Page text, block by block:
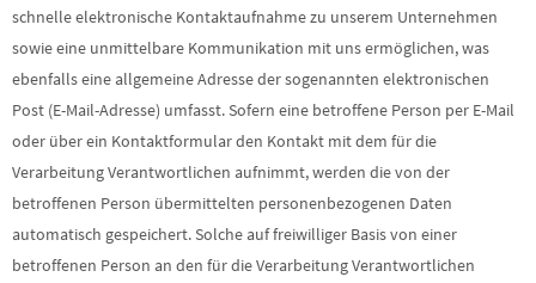
schnelle elektronische Kontaktaufnahme zu unserem Unternehmen
sowie eine unmittelbare Kommunikation mit uns ermöglichen, was
ebenfalls eine allgemeine Adresse der sogenannten elektronischen
Post (E-Mail-Adresse) umfasst. Sofern eine betroffene Person per E-Mail
oder über ein Kontaktformular den Kontakt mit dem für die
Verarbeitung Verantwortlichen aufnimmt, werden die von der
betroffenen Person übermittelten personenbezogenen Daten
automatisch gespeichert. Solche auf freiwilliger Basis von einer
betroffenen Person an den für die Verarbeitung Verantwortlichen